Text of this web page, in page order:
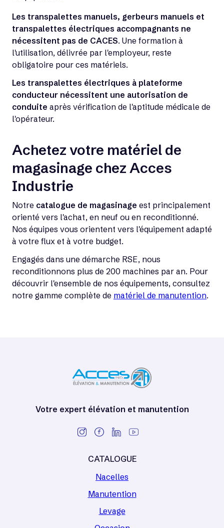
Les transpalettes manuels, gerbeurs manuels et
transpalettes électriques accompagnants ne
nécessitent pas de CACES. Une formation à
l'utilisation, délivrée par l'employeur, reste
obligatoire pour ces matériels.
Les transpalettes électriques à plateforme
conducteur nécessitent une autorisation de
conduite après vérification de l'aptitude médicale de
l'opérateur.
Achetez votre matériel de
magasinage chez Acces
Industrie
Notre catalogue de magasinage est principalement
orienté vers l'achat, en neuf ou en reconditionné.
Nos équipes vous orientent vers l'équipement adapté
à votre flux et à votre budget.
Engagés dans une démarche RSE, nous
reconditionnons plus de 200 machines par an. Pour
découvrir l'ensemble de nos équipements, consultez
notre gamme complète de matériel de manutention.
Votre expert élévation et manutention
CATALOGUE
Nacelles
Manutention
Levage